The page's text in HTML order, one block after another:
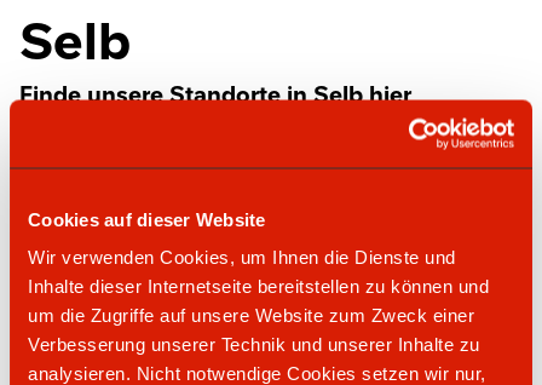
Cookies auf dieser Website
Wir verwenden Cookies, um Ihnen die Dienste und
Inhalte dieser Internetseite bereitstellen zu können und
um die Zugriffe auf unsere Website zum Zweck einer
Verbesserung unserer Technik und unserer Inhalte zu
analysieren. Nicht notwendige Cookies setzen wir nur,
Selb
Finde unsere Standorte in Selb hier
ORLEN express Automatentankstelle
04121 47500
Weißenbacher Str. 90
95100Selb